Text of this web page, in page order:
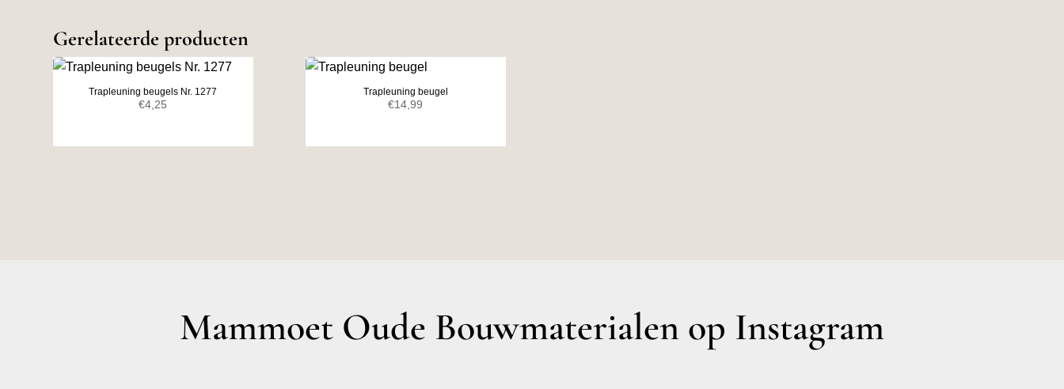
Gerelateerde producten
Trapleuning beugels Nr. 1277
€4,25
Trapleuning beugel
€14,99
Mammoet Oude Bouwmaterialen op Instagram